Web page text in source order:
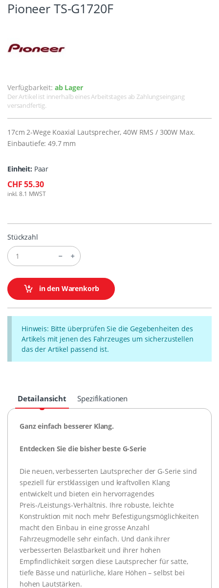
Pioneer TS-G1720F
Verfügbarkeit: ab Lager
Der Artikel ist innerhalb eines Arbeitstages ab Zahlungseingang
versandfertig.
17cm 2-Wege Koaxial Lautsprecher, 40W RMS / 300W Max.
Einbautiefe: 49.7 mm
Einheit: Paar
CHF 55.30
inkl. 8.1 MWST
Stückzahl
in den Warenkorb
Hinweis: Bitte überprüfen Sie die Gegebenheiten des
Artikels mit jenen des Fahrzeuges um sicherzustellen
das der Artikel passend ist.
Detailansicht Spezifikationen
Ganz einfach besserer Klang.
Entdecken Sie die bisher beste G-Serie
Die neuen, verbesserten Lautsprecher der G-Serie sind
speziell für erstklassigen und kraftvollen Klang
entwickelt und bieten ein hervorragendes
Preis-/Leistungs-Verhältnis. Ihre robuste, leichte
Konstruktion mit noch mehr Befestigungsmöglichkeiten
macht den Einbau in eine grosse Anzahl
Fahrzeugmodelle sehr einfach. Und dank ihrer
verbesserten Belastbarkeit und ihrer hohen
Empfindlichkeit sorgen diese Lautsprecher für satte,
tiefe Bässe und natürliche, klare Höhen – selbst bei
hohen Lautstärken.